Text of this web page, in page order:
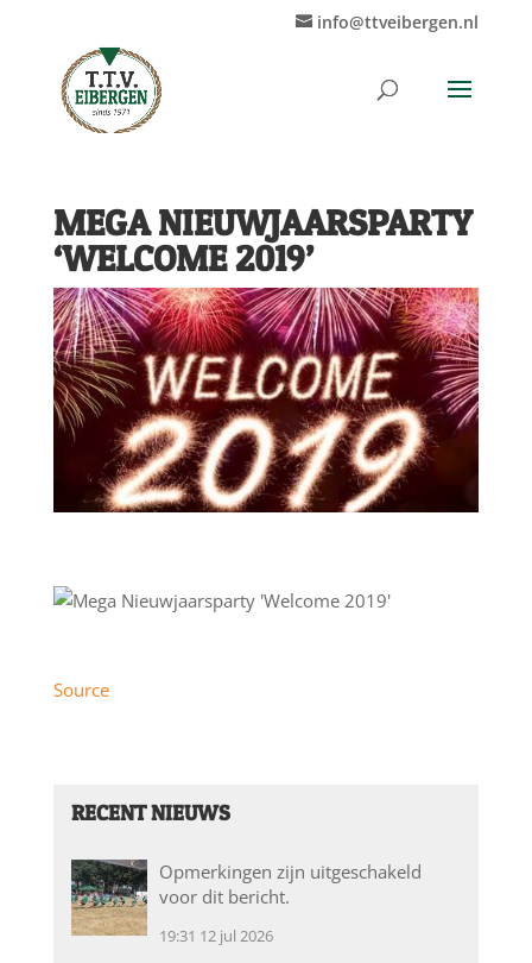
info@ttveibergen.nl
MEGA NIEUWJAARSPARTY
‘WELCOME 2019’
Source
RECENT NIEUWS
Opmerkingen zijn uitgeschakeld
voor dit bericht.
19:31 12 jul 2026